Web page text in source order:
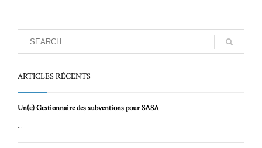
ARTICLES RÉCENTS
Un(e) Gestionnaire des subventions pour SASA
...